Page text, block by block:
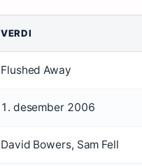
VERDI
Flushed Away
1. desember 2006
David Bowers, Sam Fell